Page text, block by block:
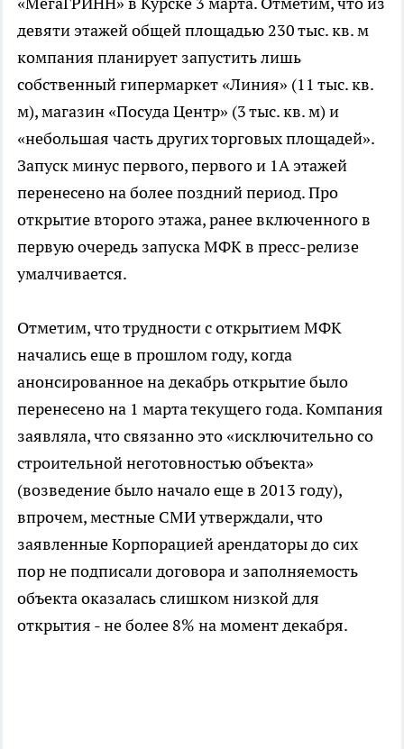
девяти этажей общей площадью 230 тыс. кв. м
компания планирует запустить лишь
собственный гипермаркет «Линия» (11 тыс. кв.
м), магазин «Посуда Центр» (3 тыс. кв. м) и
«небольшая часть других торговых площадей».
Запуск минус первого, первого и 1А этажей
перенесено на более поздний период. Про
открытие второго этажа, ранее включенного в
первую очередь запуска МФК в пресс-релизе
умалчивается.
Отметим, что трудности с открытием МФК
начались еще в прошлом году, когда
анонсированное на декабрь открытие было
перенесено на 1 марта текущего года. Компания
заявляла, что связанно это «исключительно со
строительной неготовностью объекта»
(возведение было начало еще в 2013 году),
впрочем, местные СМИ утверждали, что
заявленные Корпорацией арендаторы до сих
пор не подписали договора и заполняемость
объекта оказалась слишком низкой для
открытия - не более 8% на момент декабря.